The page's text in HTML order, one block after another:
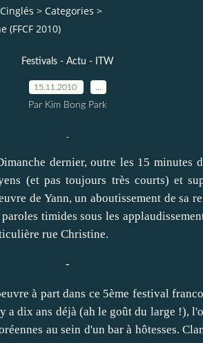
> Categories >
2010)
Festivals - Actu - ITW
15.11.2010
Par Kim Bong Park
-
dernier, outre les 15 minutes
(et pas toujours très courts) et
de Yann, un aboutissement de sa
timides sous les
rue Christine.
-
à part dans ce 5ème festival
a dix ans déjà (ah le goût du large !),
au sein d'un bar à hôtesses.